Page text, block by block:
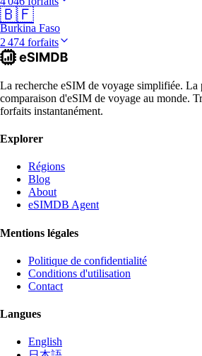
🇧🇫
Burkina Faso
2 474 forfaits
La recherche eSIM de voyage simplifiée. La
comparaison d'eSIM de voyage au monde.
forfaits instantanément.
Explorer
Régions
Blog
About
eSIMDB Agent
Mentions légales
Politique de confidentialité
Conditions d'utilisation
Contact
Langues
English